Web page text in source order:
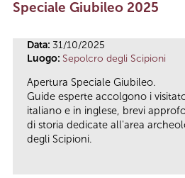
Speciale Giubileo 2025
Data: 31/10/2025
Luogo: Sepolcro degli Scipioni
Apertura Speciale Giubileo.
Guide esperte accolgono i
italiano e in inglese, brevi
di storia dedicate all'area
degli Scipioni.